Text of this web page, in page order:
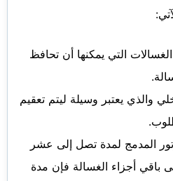
التي يمكنها أن تحافظ
والذي يعتبر وسيلة ليتم تعقيم
المدمج لمدة تصل إلى عشر
باقي أجزاء الغسالة فإن مدة